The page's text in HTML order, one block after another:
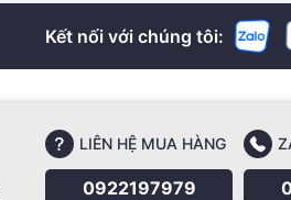
Kết nối với chúng tôi:
LIÊN HỆ MUA HÀNG
0922197979